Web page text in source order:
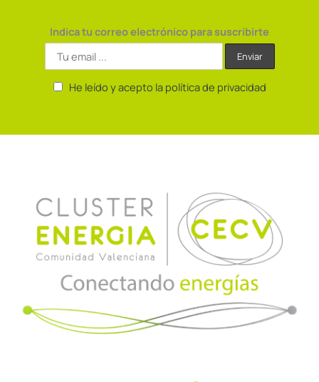
Indica tu correo electrónico para suscribirte
He leído y acepto la política de privacidad